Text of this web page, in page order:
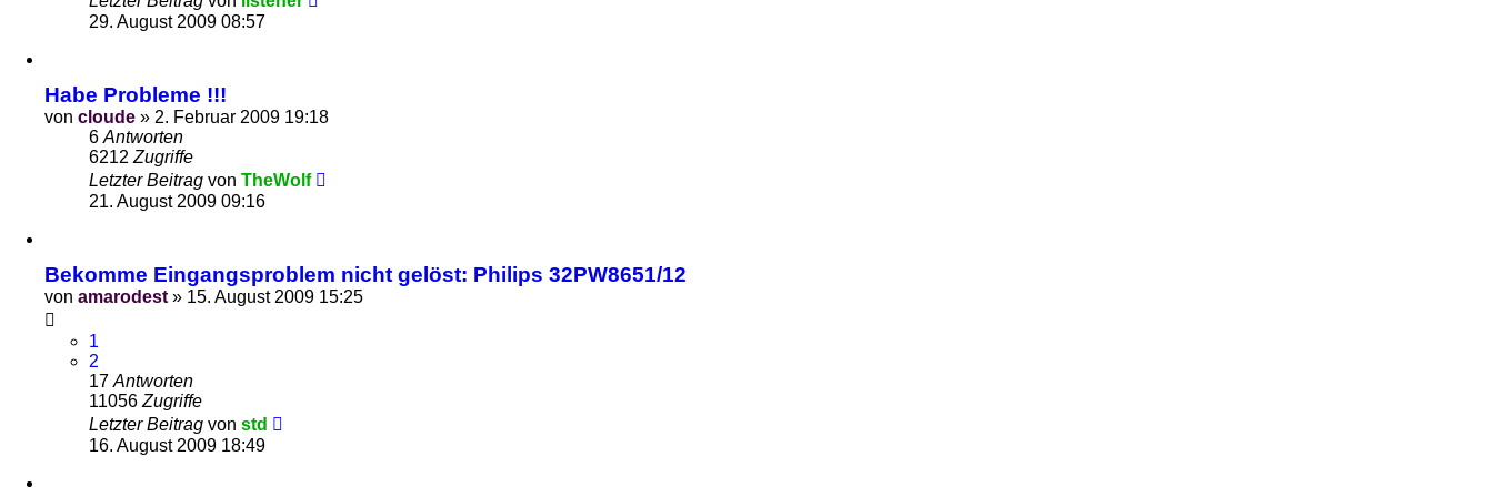
29. August 2009 08:57
Habe Probleme !!!
von cloude » 2. Februar 2009 19:18
6 Antworten
6212 Zugriffe
Letzter Beitrag von TheWolf
21. August 2009 09:16
Bekomme Eingangsproblem nicht gelöst: Philips 32PW8651/12
von amarodest » 15. August 2009 15:25
1
2
17 Antworten
11056 Zugriffe
Letzter Beitrag von std
16. August 2009 18:49